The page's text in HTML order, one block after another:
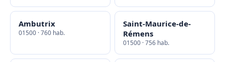
Ambutrix
01500 · 760 hab.
Saint-Maurice-de-
Rémens
01500 · 756 hab.